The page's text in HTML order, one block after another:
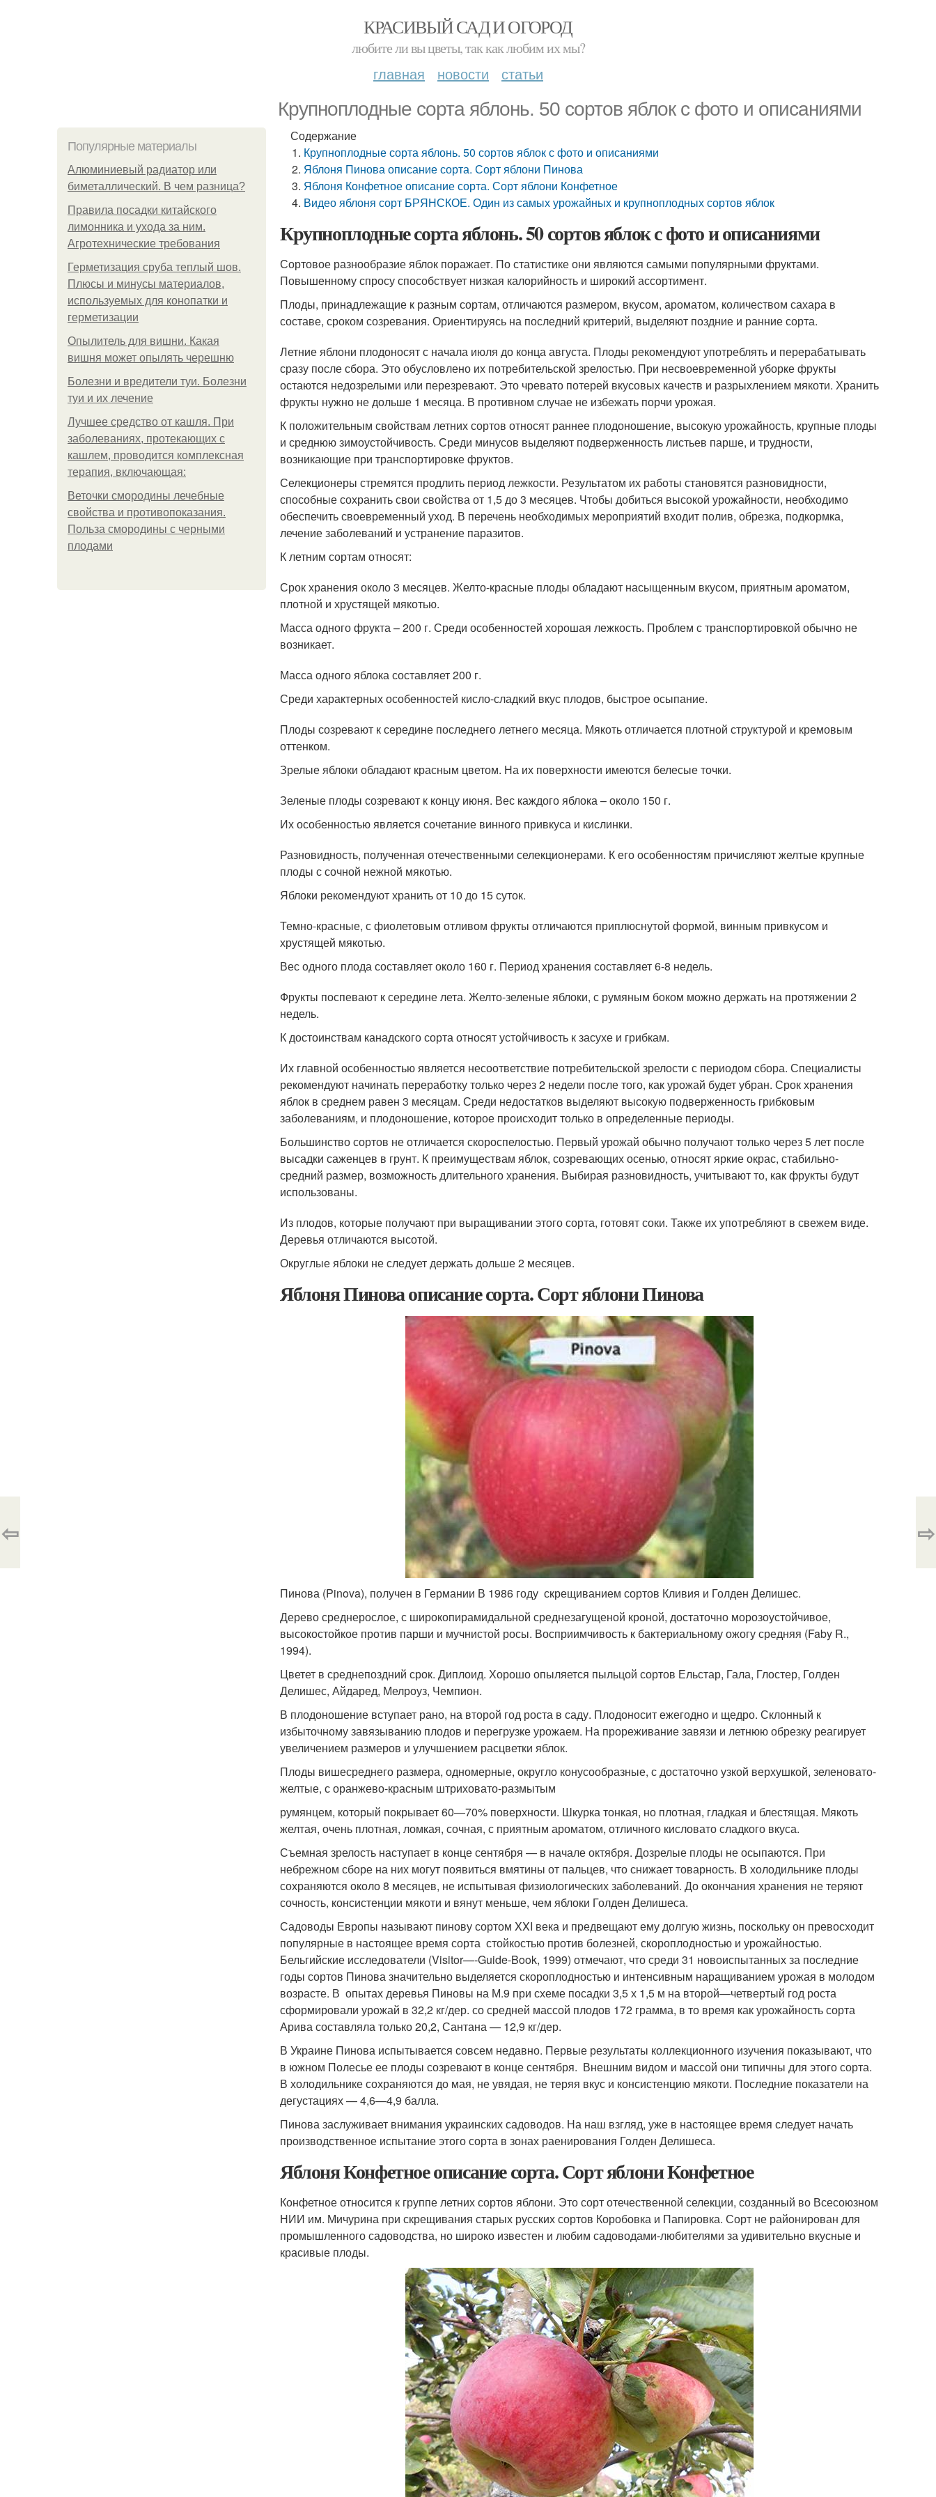
КРАСИВЫЙ САД И ОГОРОД
любите ли вы цветы, так как любим их мы?
главная новости статьи
Крупноплодные сорта яблонь. 50 сортов яблок с фото и описаниями
Популярные материалы
Алюминиевый радиатор или
биметаллический. В чем разница?
Правила посадки китайского
лимонника и ухода за ним.
Агротехнические требования
Герметизация сруба теплый шов.
Плюсы и минусы материалов,
используемых для конопатки и
герметизации
Опылитель для вишни. Какая
вишня может опылять черешню
Болезни и вредители туи. Болезни
туи и их лечение
Лучшее средство от кашля. При
заболеваниях, протекающих с
кашлем, проводится комплексная
терапия, включающая:
Веточки смородины лечебные
свойства и противопоказания.
Польза смородины с черными
плодами
Содержание
Крупноплодные сорта яблонь. 50 сортов яблок с фото и описаниями
Яблоня Пинова описание сорта. Сорт яблони Пинова
Яблоня Конфетное описание сорта. Сорт яблони Конфетное
Видео яблоня сорт БРЯНСКОЕ. Один из самых урожайных и крупноплодных сортов яблок
Крупноплодные сорта яблонь. 50 сортов яблок с фото и описаниями
Сортовое разнообразие яблок поражает. По статистике они являются самыми популярными фруктами.
Повышенному спросу способствует низкая калорийность и широкий ассортимент.
Плоды, принадлежащие к разным сортам, отличаются размером, вкусом, ароматом, количеством сахара в
составе, сроком созревания. Ориентируясь на последний критерий, выделяют поздние и ранние сорта.
Летние яблони плодоносят с начала июля до конца августа. Плоды рекомендуют употреблять и перерабатывать
сразу после сбора. Это обусловлено их потребительской зрелостью. При несвоевременной уборке фрукты
остаются недозрелыми или перезревают. Это чревато потерей вкусовых качеств и разрыхлением мякоти. Хранить
фрукты нужно не дольше 1 месяца. В противном случае не избежать порчи урожая.
К положительным свойствам летних сортов относят раннее плодоношение, высокую урожайность, крупные плоды
и среднюю зимоустойчивость. Среди минусов выделяют подверженность листьев парше, и трудности,
возникающие при транспортировке фруктов.
Селекционеры стремятся продлить период лежкости. Результатом их работы становятся разновидности,
способные сохранить свои свойства от 1,5 до 3 месяцев. Чтобы добиться высокой урожайности, необходимо
обеспечить своевременный уход. В перечень необходимых мероприятий входит полив, обрезка, подкормка,
лечение заболеваний и устранение паразитов.
К летним сортам относят:
Срок хранения около 3 месяцев. Желто-красные плоды обладают насыщенным вкусом, приятным ароматом,
плотной и хрустящей мякотью.
Масса одного фрукта – 200 г. Среди особенностей хорошая лежкость. Проблем с транспортировкой обычно не
возникает.
Масса одного яблока составляет 200 г.
Среди характерных особенностей кисло-сладкий вкус плодов, быстрое осыпание.
Плоды созревают к середине последнего летнего месяца. Мякоть отличается плотной структурой и кремовым
оттенком.
Зрелые яблоки обладают красным цветом. На их поверхности имеются белесые точки.
Зеленые плоды созревают к концу июня. Вес каждого яблока – около 150 г.
Их особенностью является сочетание винного привкуса и кислинки.
Разновидность, полученная отечественными селекционерами. К его особенностям причисляют желтые крупные
плоды с сочной нежной мякотью.
Яблоки рекомендуют хранить от 10 до 15 суток.
Темно-красные, с фиолетовым отливом фрукты отличаются приплюснутой формой, винным привкусом и
хрустящей мякотью.
Вес одного плода составляет около 160 г. Период хранения составляет 6-8 недель.
Фрукты поспевают к середине лета. Желто-зеленые яблоки, с румяным боком можно держать на протяжении 2
недель.
К достоинствам канадского сорта относят устойчивость к засухе и грибкам.
Их главной особенностью является несоответствие потребительской зрелости с периодом сбора. Специалисты
рекомендуют начинать переработку только через 2 недели после того, как урожай будет убран. Срок хранения
яблок в среднем равен 3 месяцам. Среди недостатков выделяют высокую подверженность грибковым
заболеваниям, и плодоношение, которое происходит только в определенные периоды.
Большинство сортов не отличается скороспелостью. Первый урожай обычно получают только через 5 лет после
высадки саженцев в грунт. К преимуществам яблок, созревающих осенью, относят яркие окрас, стабильно-
средний размер, возможность длительного хранения. Выбирая разновидность, учитывают то, как фрукты будут
использованы.
Из плодов, которые получают при выращивании этого сорта, готовят соки. Также их употребляют в свежем виде.
Деревья отличаются высотой.
Округлые яблоки не следует держать дольше 2 месяцев.
Яблоня Пинова описание сорта. Сорт яблони Пинова
Пинова (Pinova), получен в Германии В 1986 году скрещиванием сортов Кливия и Голден Делишес.
Дерево среднерослое, с широкопирамидальной среднезагущеной кроной, достаточно морозоустойчивое,
высокостойкое против парши и мучнистой росы. Восприимчивость к бактериальному ожогу средняя (Faby R.,
1994).
Цветет в среднепоздний срок. Диплоид. Хорошо опыляется пыльцой сортов Ельстар, Гала, Глостер, Голден
Делишес, Айдаред, Мелроуз, Чемпион.
В плодоношение вступает рано, на второй год роста в саду. Плодоносит ежегодно и щедро. Склонный к
избыточному завязыванию плодов и перегрузке урожаем. На прореживание завязи и летнюю обрезку реагирует
увеличением размеров и улучшением расцветки яблок.
Плоды вишесреднего размера, одномерные, округло конусообразные, с достаточно узкой верхушкой, зеленовато-
желтые, с оранжево-красным штриховато-размытым
румянцем, который покрывает 60—70% поверхности. Шкурка тонкая, но плотная, гладкая и блестящая. Мякоть
желтая, очень плотная, ломкая, сочная, с приятным ароматом, отличного кисловато сладкого вкуса.
Съемная зрелость наступает в конце сентября — в начале октября. Дозрелые плоды не осыпаются. При
небрежном сборе на них могут появиться вмятины от пальцев, что снижает товарность. В холодильнике плоды
сохраняются около 8 месяцев, не испытывая физиологических заболеваний. До окончания хранения не теряют
сочность, консистенции мякоти и вянут меньше, чем яблоки Голден Делишеса.
Садоводы Европы называют пинову сортом XXI века и предвещают ему долгую жизнь, поскольку он превосходит
популярные в настоящее время сорта стойкостью против болезней, скороплодностью и урожайностью.
Бельгийские исследователи (Visitor—-Guide-Book, 1999) отмечают, что среди 31 новоиспытанных за последние
годы сортов Пинова значительно выделяется скороплодностью и интенсивным наращиванием урожая в молодом
возрасте. В опытах деревья Пиновы на М.9 при схеме посадки 3,5 х 1,5 м на второй—четвертый год роста
сформировали урожай в 32,2 кг/дер. со средней массой плодов 172 грамма, в то время как урожайность сорта
Арива составляла только 20,2, Сантана — 12,9 кг/дер.
В Украине Пинова испытывается совсем недавно. Первые результаты коллекционного изучения показывают, что
в южном Полесье ее плоды созревают в конце сентября. Внешним видом и массой они типичны для этого сорта.
В холодильнике сохраняются до мая, не увядая, не теряя вкус и консистенцию мякоти. Последние показатели на
дегустациях — 4,6—4,9 балла.
Пинова заслуживает внимания украинских садоводов. На наш взгляд, уже в настоящее время следует начать
производственное испытание этого сорта в зонах раенирования Голден Делишеса.
Яблоня Конфетное описание сорта. Сорт яблони Конфетное
Конфетное относится к группе летних сортов яблони. Это сорт отечественной селекции, созданный во Всесоюзном
НИИ им. Мичурина при скрещивания старых русских сортов Коробовка и Папировка. Сорт не районирован для
промышленного садоводства, но широко известен и любим садоводами-любителями за удивительно вкусные и
красивые плоды.
⇦ ⇨